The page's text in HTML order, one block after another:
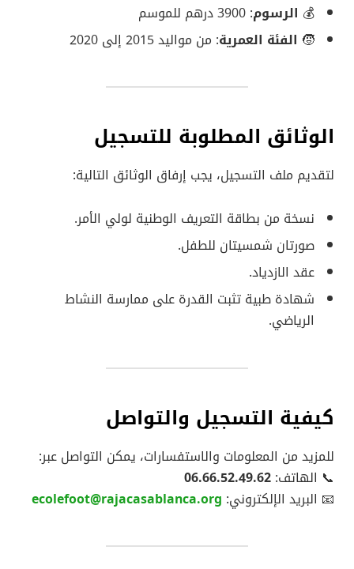
💰 الرسوم: 3900 درهم للموسم
🧒 الفئة العمرية: من مواليد 2015 إلى 2020
الوثائق المطلوبة للتسجيل
لتقديم ملف التسجيل، يجب إرفاق الوثائق التالية:
نسخة من بطاقة التعريف الوطنية لولي الأمر.
صورتان شمسيتان للطفل.
عقد الازدياد.
شهادة طبية تثبت القدرة على ممارسة النشاط
الرياضي.
كيفية التسجيل والتواصل
للمزيد من المعلومات والاستفسارات، يمكن التواصل عبر:
📞 الهاتف: 06.66.52.49.62
📧 البريد الإلكتروني: ecolefoot@rajacasablanca.org